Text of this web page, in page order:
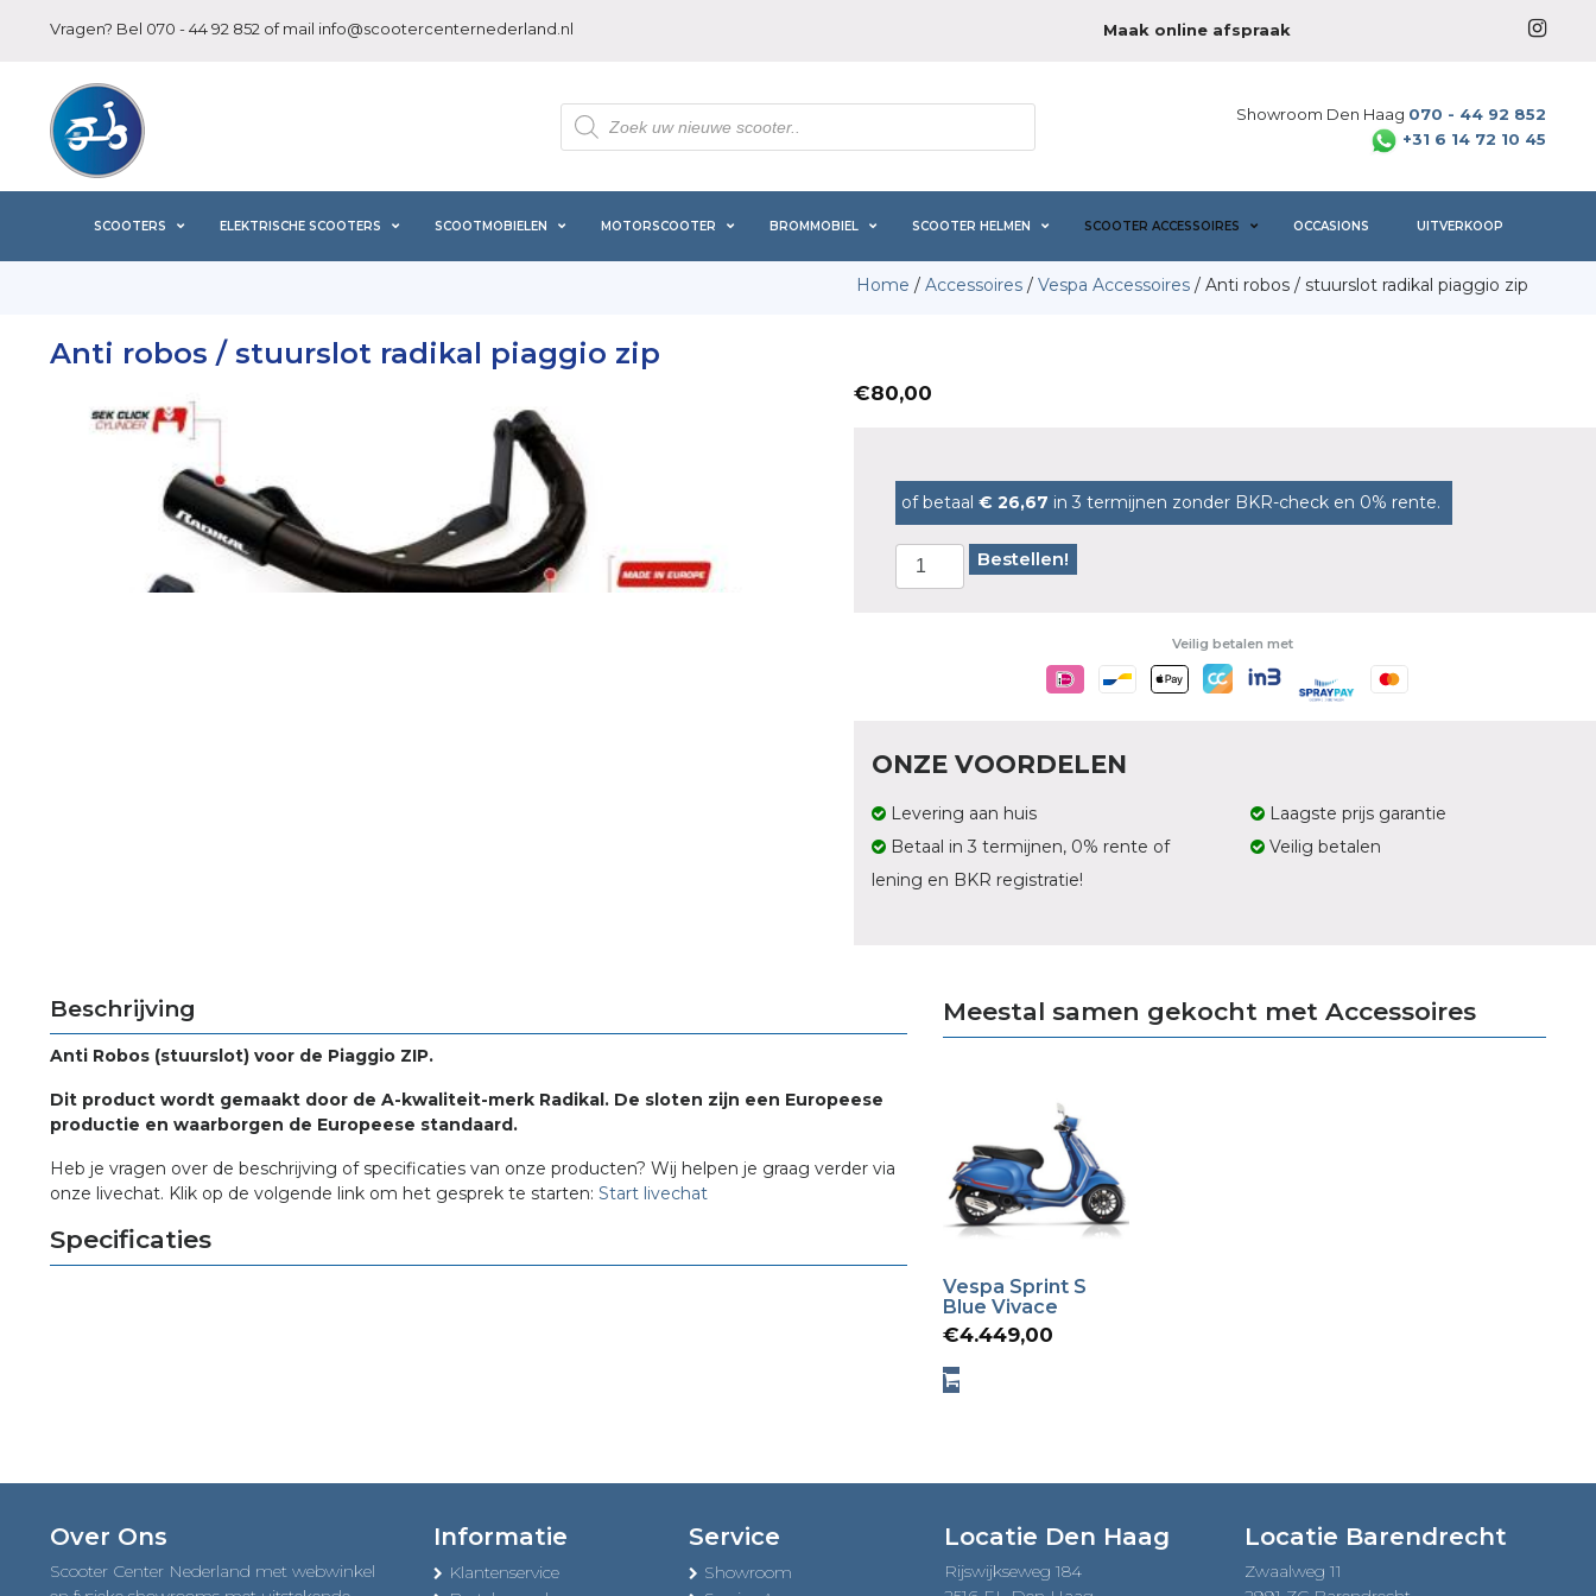
Vragen? Bel 070 - 44 92 852 of mail info@scootercenternederland.nl Maak online afspraak
Producten
zoeken
Showroom Den Haag 070 - 44 92 852
+31 6 14 72 10 45
SCOOTERS ELEKTRISCHE SCOOTERS SCOOTMOBIELEN MOTORSCOOTER BROMMOBIEL SCOOTER HELMEN SCOOTER ACCESSOIRES OCCASIONS UITVERKOOP
Home / Accessoires / Vespa Accessoires / Anti robos / stuurslot radikal piaggio zip
Anti robos / stuurslot radikal piaggio zip
€80,00
of betaal € 26,67 in 3 termijnen zonder BKR-check en 0% rente.
Bestellen!
Veilig betalen met
ONZE VOORDELEN
Levering aan huis
Betaal in 3 termijnen, 0% rente of
lening en BKR registratie!
Laagste prijs garantie
Veilig betalen
Beschrijving
Anti Robos (stuurslot) voor de Piaggio ZIP.
Dit product wordt gemaakt door de A-kwaliteit-merk Radikal. De sloten zijn een Europeese
productie en waarborgen de Europeese standaard.
Heb je vragen over de beschrijving of specificaties van onze producten? Wij helpen je graag verder via
onze livechat. Klik op de volgende link om het gesprek te starten: Start livechat
Specificaties
Meestal samen gekocht met Accessoires
Vespa Sprint S
Blue Vivace
€4.449,00
Over Ons
Scooter Center Nederland met webwinkel
Informatie
Klantenservice
Service
Showroom
Locatie Den Haag
Rijswijkseweg 184
Locatie Barendrecht
Zwaalweg 11